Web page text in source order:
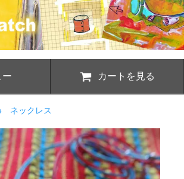
ー カートを見る
ネックレス